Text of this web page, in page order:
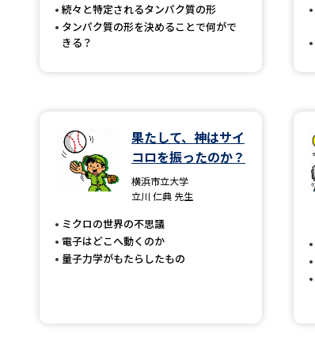
続々と特定されるタンパク質の形
タンパク質の形を決めることで何がで
きる？
果たして、神はサイ
コロを振ったのか？
横浜市立大学
立川 仁典 先生
ミクロの世界の不思議
電子はどこへ動くのか
量子力学がもたらしたもの